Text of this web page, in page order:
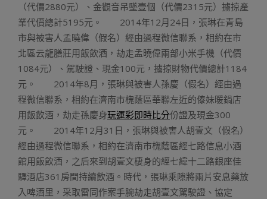
（代價2880元）、金觀音吊墜壹個（代價2315元）擄掠產
業代價總計5195元。 2014年12月24日，張琳在青島
市與被害人孟曉偉（假名）經由過程微信聯系，相約在市
北區云龍膳莊用飯飲酒，劫走孟曉偉兩部小米手機（代價
1084元）、駕駛證、現金100元，擄掠財物代價總計1184
元。 2014年8月，張琳與被害人孫慶（假名）經由過
程微信聯系，相約在濟南市槐蔭區華聯左近的傣妹暖鍋店
用飯飲酒，劫走孫慶身玩運彩即時比分份證及現金300
元。 2014年12月31日，張琳與被害人胡壹文（假名）
經由過程微信聯系，相約在濟南市槐蔭區經七路信息小酒
館用飯飲酒，之后來到胡壹文棲身的經七緯十二路銀座佳
驛酒店361房間持續飲酒。時代，張琳乘隙將兩片安息藥放
入啤酒里，采取雷同作案手腕劫走胡壹文駕駛證、協定